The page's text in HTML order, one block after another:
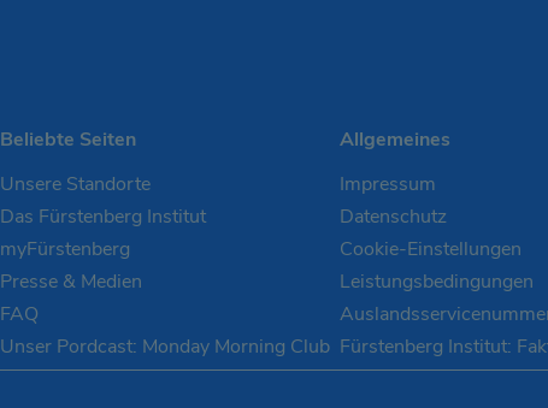
Beliebte Seiten
Unsere Standorte
Das Fürstenberg Institut
myFürstenberg
Presse & Medien
FAQ
Unser Pordcast: Monday Morning Club
Allgemeines
Impressum
Datenschutz
Cookie-Einstellungen
Leistungsbedingungen
Fürstenberg Institut: